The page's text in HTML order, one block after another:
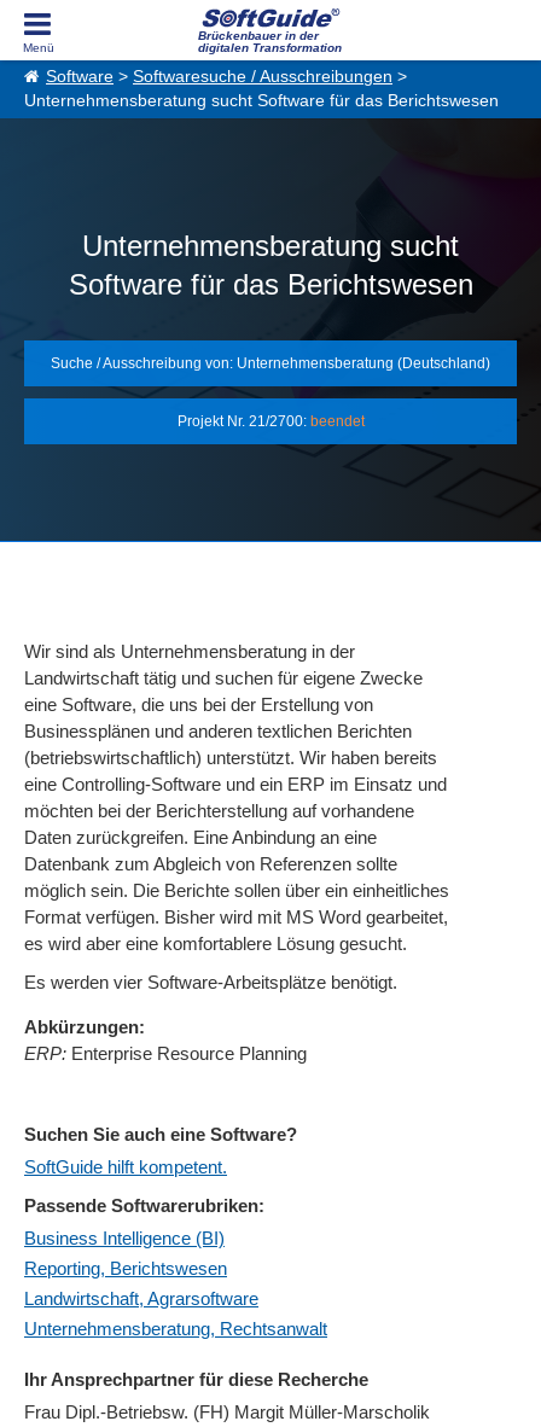
Brückenbauer in der
digitalen Transformation
Software > Softwaresuche / Ausschreibungen >
Unternehmensberatung sucht Software für das Berichtswesen
Unternehmensberatung sucht
Software für das Berichtswesen
Suche / Ausschreibung von: Unternehmensberatung (Deutschland)
Projekt Nr. 21/2700: beendet
Suchen Sie auch eine Software?
SoftGuide hilft kompetent.
Passende Softwarerubriken:
Business Intelligence (BI)
Reporting, Berichtswesen
Landwirtschaft, Agrarsoftware
Unternehmensberatung, Rechtsanwalt
Ihr Ansprechpartner für diese Recherche
Frau Dipl.-Betriebsw. (FH) Margit Müller-Marscholik
Wir sind als Unternehmensberatung in der
Landwirtschaft tätig und suchen für eigene Zwecke
eine Software, die uns bei der Erstellung von
Businessplänen und anderen textlichen Berichten
(betriebswirtschaftlich) unterstützt. Wir haben bereits
eine Controlling-Software und ein ERP im Einsatz und
möchten bei der Berichterstellung auf vorhandene
Daten zurückgreifen. Eine Anbindung an eine
Datenbank zum Abgleich von Referenzen sollte
möglich sein. Die Berichte sollen über ein einheitliches
Format verfügen. Bisher wird mit MS Word gearbeitet,
es wird aber eine komfortablere Lösung gesucht.
Es werden vier Software-Arbeitsplätze benötigt.
Abkürzungen:
ERP: Enterprise Resource Planning